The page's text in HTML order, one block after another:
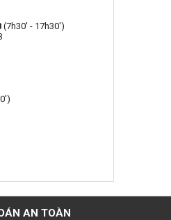
(7h30' - 17h30')
AN TOÀN